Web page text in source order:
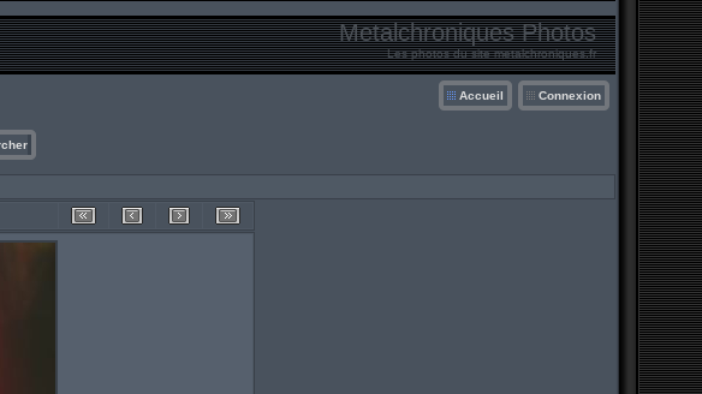
Metalchroniques Photos
Les photos du site metalchroniques.fr
Accueil Connexion